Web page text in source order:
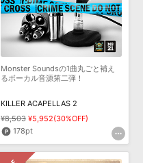
Monster Soundsの1曲丸ごと補え
るボーカル音源第二弾！
KILLER ACAPELLAS 2
¥8,503 ¥5,952(30%OFF)
178pt